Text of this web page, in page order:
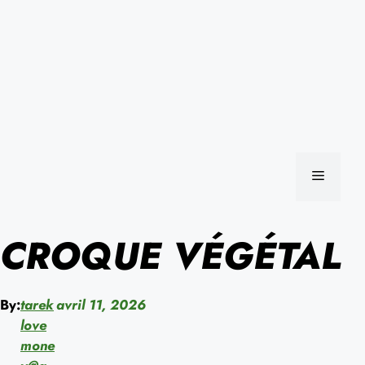
MENU
CROQUE VÉGÉTAL
By:tarek
love
mone
avril 11, 2026